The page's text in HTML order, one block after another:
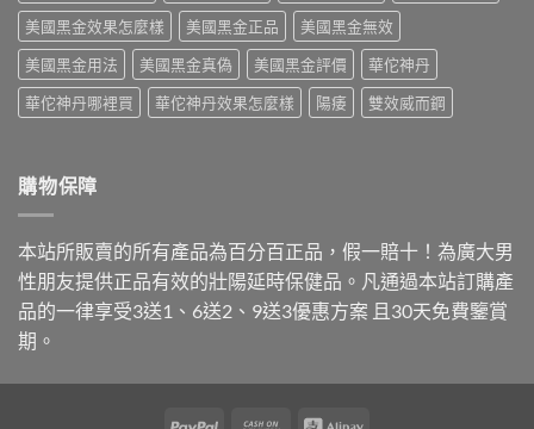
買〉
中
美國黑金效果怎麼樣
美國黑金正品
美國黑金無效
美國黑金用法
美國黑金真偽 美國黑金評價
華佗神丹
華佗神丹哪裡買
華佗神丹效果怎麼樣 陽痿 雙效威而鋼
購物保障
本站所販賣的所有產品為百分百正品，假一賠十！為廣大男
性朋友提供正品有效的壯陽延時保健品。凡通過本站訂購產
品的一律享受3送1、6送2、9送3優惠方案 且30天免費鑒賞
期。
PayPal Cash Alipay